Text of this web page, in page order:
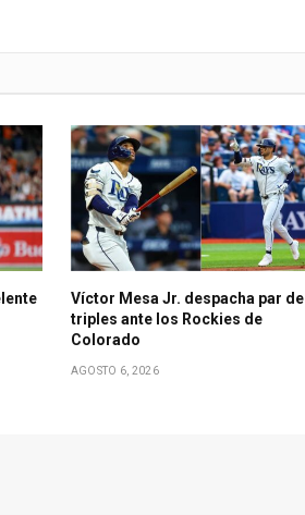
Víctor Mesa Jr. despacha par de
triples ante los Rockies de
Colorado
AGOSTO 6, 2026